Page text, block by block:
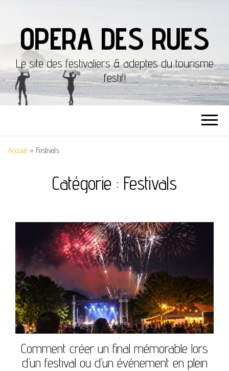
OPERA DES RUES
Le site des festivaliers & adeptes du tourisme
festif!
Accueil » Festivals
Catégorie : Festivals
Comment créer un final mémorable lors
d’un festival ou d’un événement en plein